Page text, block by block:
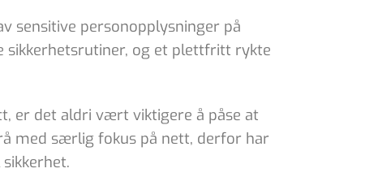
sensitive personopplysninger på
sikkerhetsrutiner, og et plettfritt rykte
er det aldri vært viktigere å påse at
med særlig fokus på nett, derfor har